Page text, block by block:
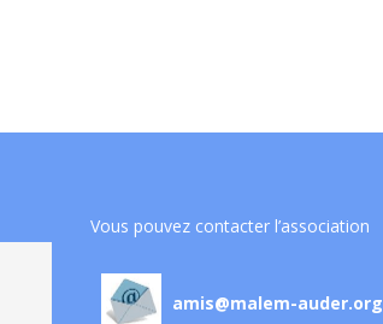
Vous pouvez contacter l’association
amis@malem-auder.org